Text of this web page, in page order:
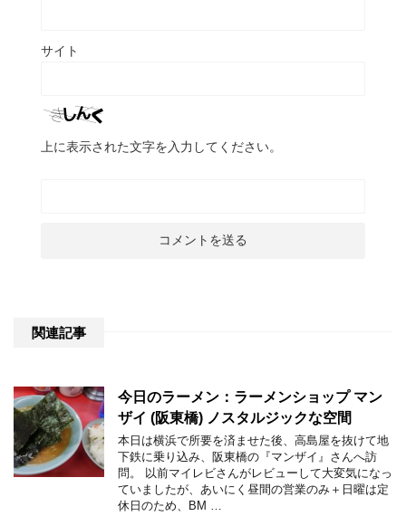
サイト
上に表示された文字を入力してください。
関連記事
今日のラーメン：ラーメンショップ マン
ザイ (阪東橋) ノスタルジックな空間
本日は横浜で所要を済ませた後、高島屋を抜けて地
下鉄に乗り込み、阪東橋の『マンザイ』さんへ訪
問。 以前マイレビさんがレビューして大変気になっ
ていましたが、あいにく昼間の営業のみ＋日曜は定
休日のため、BM …